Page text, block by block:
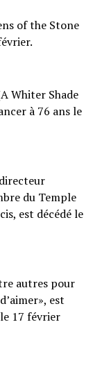
of the Stone
Whiter Shade
à 76 ans le
du Temple
est décédé le
autres pour
est
17 février